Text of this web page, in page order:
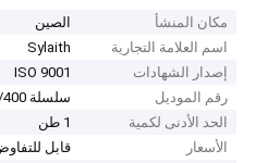
مكان المنشأ
الصين
اسم العلامة التجارية
Sylaith
إصدار الشهادات
ISO 9001
رقم الموديل
سلسلة 200/300/400
الحد الأدنى لكمية
1 طن
الأسعار
قابل